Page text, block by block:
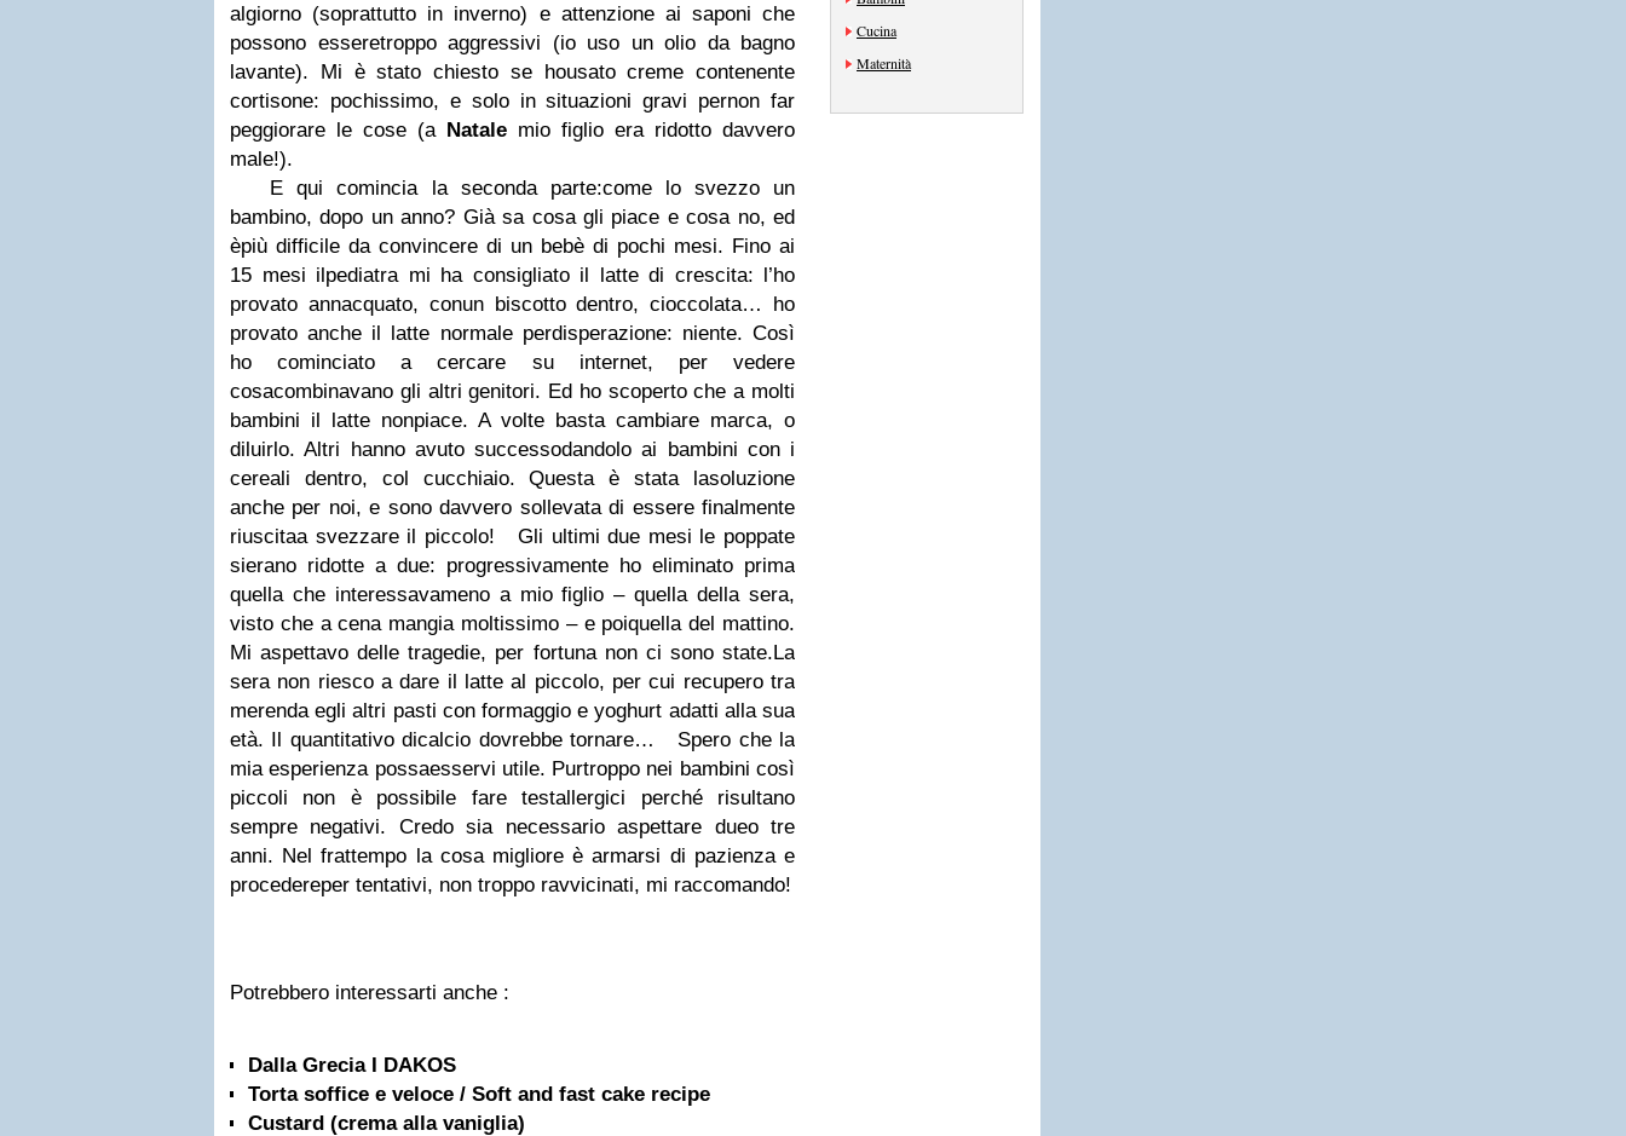
algiorno (soprattutto in inverno) e attenzione ai saponi che
possono esseretroppo aggressivi (io uso un olio da bagno
lavante). Mi è stato chiesto se housato creme contenente
cortisone: pochissimo, e solo in situazioni gravi pernon far
peggiorare le cose (a Natale mio figlio era ridotto davvero
male!).
E qui comincia la seconda parte:come lo svezzo un
bambino, dopo un anno? Già sa cosa gli piace e cosa no, ed
èpiù difficile da convincere di un bebè di pochi mesi. Fino ai
15 mesi ilpediatra mi ha consigliato il latte di crescita: l’ho
provato annacquato, conun biscotto dentro, cioccolata… ho
provato anche il latte normale perdisperazione: niente. Così
ho cominciato a cercare su internet, per vedere
cosacombinavano gli altri genitori. Ed ho scoperto che a molti
bambini il latte nonpiace. A volte basta cambiare marca, o
diluirlo. Altri hanno avuto successodandolo ai bambini con i
cereali dentro, col cucchiaio. Questa è stata lasoluzione
anche per noi, e sono davvero sollevata di essere finalmente
riuscitaa svezzare il piccolo!
Gli ultimi due mesi le poppate
sierano ridotte a due: progressivamente ho eliminato prima
quella che interessavameno a mio figlio – quella della sera,
visto che a cena mangia moltissimo – e poiquella del mattino.
Mi aspettavo delle tragedie, per fortuna non ci sono state.La
sera non riesco a dare il latte al piccolo, per cui recupero tra
merenda egli altri pasti con formaggio e yoghurt adatti alla sua
età. Il quantitativo dicalcio dovrebbe tornare…
Spero che la
mia esperienza possaesservi utile. Purtroppo nei bambini così
piccoli non è possibile fare testallergici perché risultano
sempre negativi. Credo sia necessario aspettare dueo tre
anni. Nel frattempo la cosa migliore è armarsi di pazienza e
procedereper tentativi, non troppo ravvicinati, mi raccomando!
Potrebbero interessarti anche :
Dalla Grecia I DAKOS
Torta soffice e veloce / Soft and fast cake recipe
Custard (crema alla vaniglia)
Cucina
Maternità